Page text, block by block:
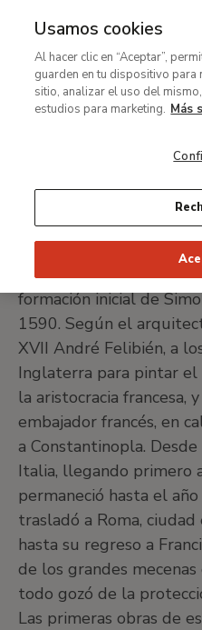
MENÚ
contenido
principal
Simon Vouet
Hijo de un pintor
Vouet, poco más
formación inicial de
1590. Según el
XVII André Felibién, a
Inglaterra para pintar
la aristocracia francesa,
embajador francés, en
a Constantinopla.
Italia, llegando primero
permaneció hasta el
trasladó a Roma,
hasta su regreso a
de los grandes
todo gozó de la
Las primeras obras de
Usamos cookies
Al hacer clic en “Aceptar”,
guarden en tu dispositivo
sitio, analizar el uso del
estudios para marketing. Más